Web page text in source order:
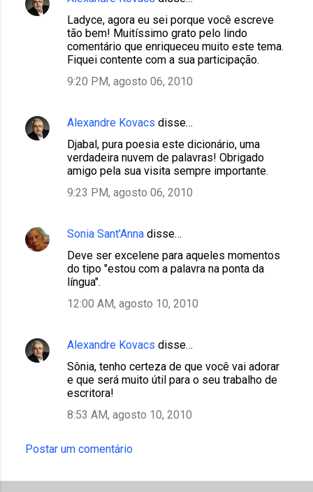
Ladyce, agora eu sei porque você escreve
tão bem! Muitíssimo grato pelo lindo
comentário que enriqueceu muito este tema.
Fiquei contente com a sua participação.
9:20 PM, agosto 06, 2010
Alexandre Kovacs disse…
Djabal, pura poesia este dicionário, uma
verdadeira nuvem de palavras! Obrigado
amigo pela sua visita sempre importante.
9:23 PM, agosto 06, 2010
Sonia Sant'Anna disse…
Deve ser excelene para aqueles momentos
do tipo "estou com a palavra na ponta da
língua".
12:00 AM, agosto 10, 2010
Alexandre Kovacs disse…
Sônia, tenho certeza de que você vai adorar
e que será muito útil para o seu trabalho de
escritora!
8:53 AM, agosto 10, 2010
Postar um comentário